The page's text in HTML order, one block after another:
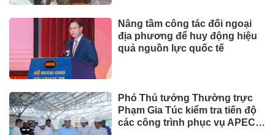
Nâng tầm công tác đối ngoại
địa phương để huy động hiệu
quả nguồn lực quốc tế
Phó Thủ tướng Thường trực
Phạm Gia Túc kiểm tra tiến độ
các công trình phục vụ APEC